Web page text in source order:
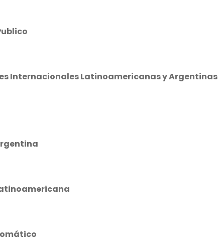
Internacionales Latinoamericanas y Argentinas